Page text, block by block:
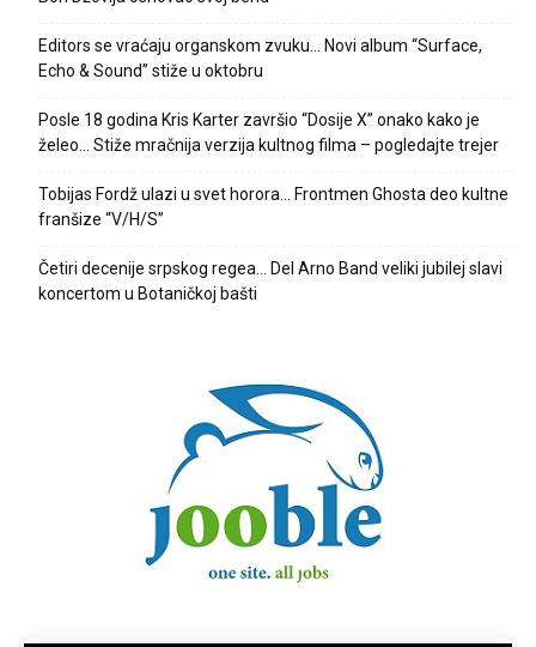
Editors se vraćaju organskom zvuku… Novi album “Surface,
Echo & Sound” stiže u oktobru
Posle 18 godina Kris Karter završio “Dosije X” onako kako je
želeo… Stiže mračnija verzija kultnog filma – pogledajte trejer
Tobijas Fordž ulazi u svet horora… Frontmen Ghosta deo kultne
franšize “V/H/S”
Četiri decenije srpskog regea… Del Arno Band veliki jubilej slavi
koncertom u Botaničkoj bašti